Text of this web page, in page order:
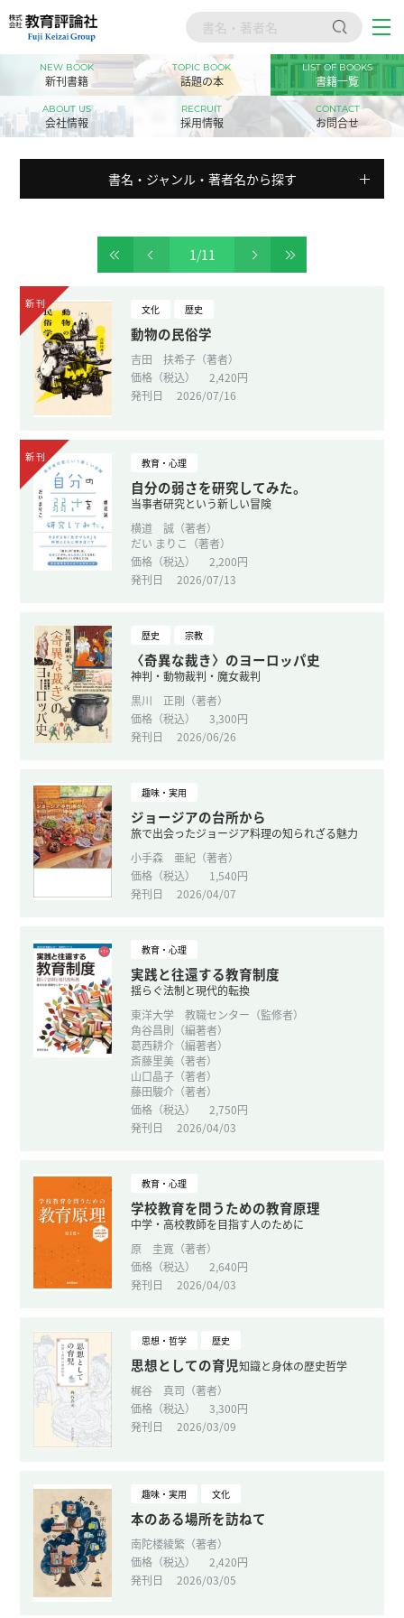
トップ
新刊書籍
お問合せ
NEW BOOK
新刊書籍
TOPIC BOOK
話題の本
LIST OF BOOKS
書籍一覧
ABOUT US
会社情報
RECRUIT
採用情報
CONTACT
お問合せ
書名・ジャンル・著者名から探す
1/11
文化 歴史
動物の民俗学
吉田 扶希子（著者）
価格（税込）
2,420円
発刊日
2026/07/16
教育・心理
自分の弱さを研究してみた。
当事者研究という新しい冒険
横道 誠（著者）
だい まりこ（著者）
価格（税込）
2,200円
発刊日
2026/07/13
歴史 宗教
〈奇異な裁き〉のヨーロッパ史
神判・動物裁判・魔女裁判
黒川 正剛（著者）
価格（税込）
3,300円
発刊日
2026/06/26
趣味・実用
ジョージアの台所から
旅で出会ったジョージア料理の知られざる魅力
小手森 亜紀（著者）
価格（税込）
1,540円
発刊日
2026/04/07
教育・心理
実践と往還する教育制度
揺らぐ法制と現代的転換
東洋大学 教職センター（監修者）
角谷昌則（編著者）
葛西耕介（編著者）
斎藤里美（著者）
山口晶子（著者）
藤田駿介（著者）
価格（税込）
2,750円
発刊日
2026/04/03
教育・心理
学校教育を問うための教育原理
中学・高校教師を目指す人のために
原 圭寛（著者）
価格（税込）
2,640円
発刊日
2026/04/03
思想・哲学 歴史
思想としての育児知識と身体の歴史哲学
梶谷 真司（著者）
価格（税込）
3,300円
発刊日
2026/03/09
趣味・実用 文化
本のある場所を訪ねて
南陀楼綾繁（著者）
価格（税込）
2,420円
発刊日
2026/03/05